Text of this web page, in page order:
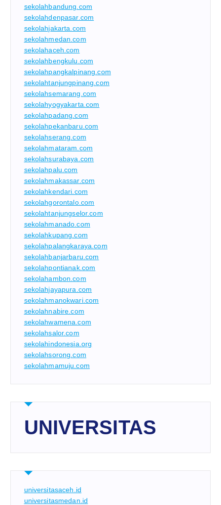
sekolahbandung.com
sekolahdenpasar.com
sekolahjakarta.com
sekolahmedan.com
sekolahaceh.com
sekolahbengkulu.com
sekolahpangkalpinang.com
sekolahtanjungpinang.com
sekolahsemarang.com
sekolahyogyakarta.com
sekolahpadang.com
sekolahpekanbaru.com
sekolahserang.com
sekolahmataram.com
sekolahsurabaya.com
sekolahpalu.com
sekolahmakassar.com
sekolahkendari.com
sekolahgorontalo.com
sekolahtanjungselor.com
sekolahmanado.com
sekolahkupang.com
sekolahpalangkaraya.com
sekolahbanjarbaru.com
sekolahpontianak.com
sekolahambon.com
sekolahjayapura.com
sekolahmanokwari.com
sekolahnabire.com
sekolahwamena.com
sekolahsalor.com
sekolahindonesia.org
sekolahsorong.com
sekolahmamuju.com
UNIVERSITAS
universitasaceh.id
universitasmedan.id